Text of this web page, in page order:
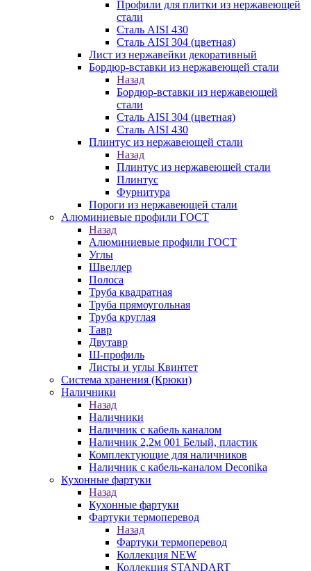
Профили для плитки из нержавеющей
стали
Сталь AISI 430
Сталь AISI 304 (цветная)
Лист из нержавейки декоративный
Бордюр-вставки из нержавеющей стали
Назад
Бордюр-вставки из нержавеющей
стали
Сталь AISI 304 (цветная)
Сталь AISI 430
Плинтус из нержавеющей стали
Назад
Плинтус из нержавеющей стали
Плинтус
Фурнитура
Пороги из нержавеющей стали
Алюминиевые профили ГОСТ
Назад
Алюминиевые профили ГОСТ
Углы
Швеллер
Полоса
Труба квадратная
Труба прямоугольная
Труба круглая
Тавр
Двутавр
Ш-профиль
Листы и углы Квинтет
Система хранения (Крюки)
Наличники
Назад
Наличники
Наличник с кабель каналом
Наличник 2,2м 001 Белый, пластик
Комплектующие для наличников
Наличник с кабель-каналом Deconika
Кухонные фартуки
Назад
Кухонные фартуки
Фартуки термоперевод
Назад
Фартуки термоперевод
Коллекция NEW
Коллекция STANDART